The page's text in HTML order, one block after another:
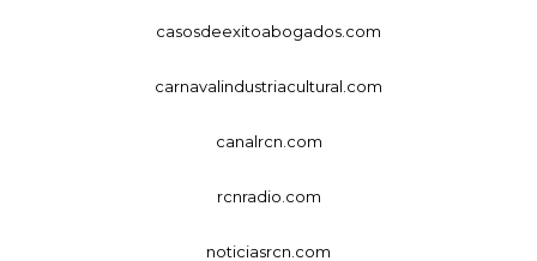
casosdeexitoabogados.com
carnavalindustriacultural.com
canalrcn.com
rcnradio.com
noticiasrcn.com